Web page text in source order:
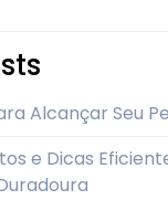
Alcançar Seu
e Dicas